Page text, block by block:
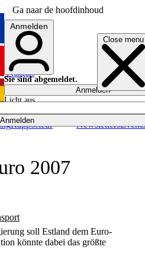
Ga naar de hoofdinhoud
Close menu
Anmelden
Rapporteur NewslettersEvents
English
Français
Anmelden
Sie sind abgemeldet.
Anmelden
Licht aus
2007
soll Estland dem Euro-
könnte dabei das größte